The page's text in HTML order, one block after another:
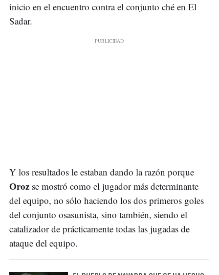
inicio en el encuentro contra el conjunto ché en El
Sadar.
Y los resultados le estaban dando la razón porque
Oroz se mostró como el jugador más determinante
del equipo, no sólo haciendo los dos primeros goles
del conjunto osasunista, sino también, siendo el
catalizador de prácticamente todas las jugadas de
ataque del equipo.